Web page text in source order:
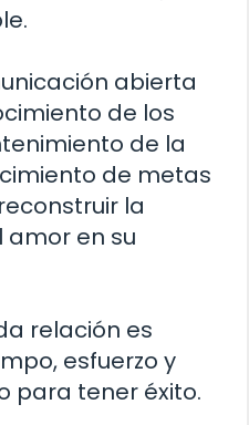
abierta
de los
de la
de metas
la
amor en su
relación es
esfuerzo y
para tener éxito.